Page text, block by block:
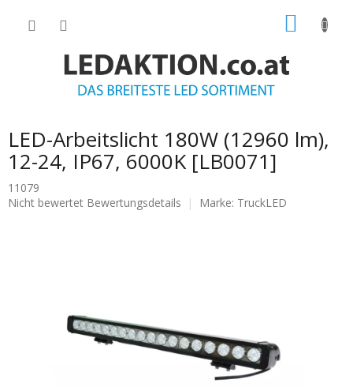
LED-Arbeitslicht 180W (12960 lm),
12-24, IP67, 6000K [LB0071]
11079
Die
Nicht bewertet Bewertungsdetails Marke: TruckLED